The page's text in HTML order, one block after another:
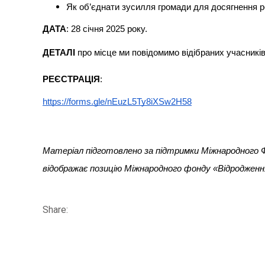
Як об’єднати зусилля громади для досягнення
ДАТА: 28 січня 2025 року.
ДЕТАЛІ про місце ми повідомимо відібраних
РЕЄСТРАЦІЯ :
https://forms.gle/nEuzL5Ty8iXSw2H58
Матеріал підготовлено за підтримки Міжнародного
відображає позицію Міжнародного фонду
Share: